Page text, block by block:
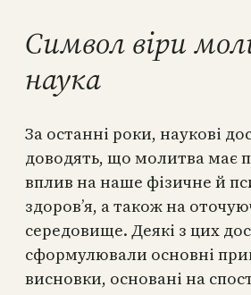
Символ віри
наука
За останні роки, наукові
доводять, що молитва має
вплив на наше фізичне й
здоров’я, а також на
середовище. Деякі з цих
сформулювали основні
висновки, основані на